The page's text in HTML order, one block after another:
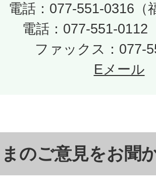
電話：077-551-0316（
電話：077-551-0112
ファックス：077-
Eメール
のご意見をお聞